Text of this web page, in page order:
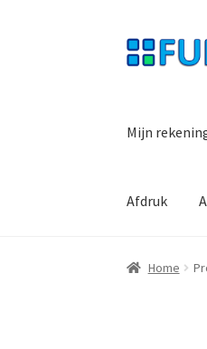
Ga
door
Ga
naar
Mijn
Afdruk
Home